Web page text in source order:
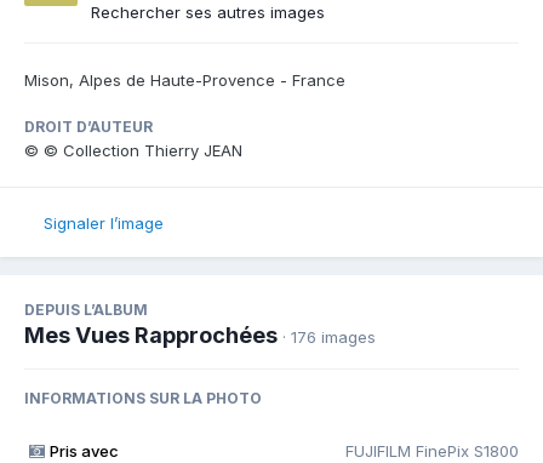
Rechercher ses autres images
Mison, Alpes de Haute-Provence - France
DROIT D’AUTEUR
© © Collection Thierry JEAN
Signaler l’image
DEPUIS L’ALBUM
Mes Vues Rapprochées · 176 images
INFORMATIONS SUR LA PHOTO
Pris avec FUJIFILM FinePix S1800